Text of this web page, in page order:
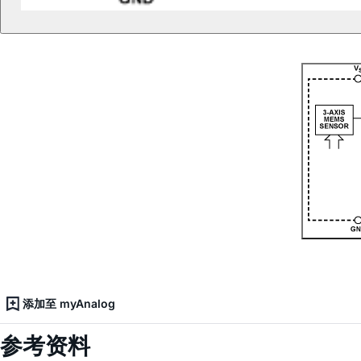
添加至 myAnalog
参考资料